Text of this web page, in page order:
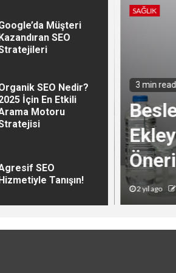
Müşteri
SEO
SEO Nedir?
İçin En Etkili
Motoru
SEO
Tanışın!
Bilmeniz
SAĞLIK
3 min read
2 yıl ago